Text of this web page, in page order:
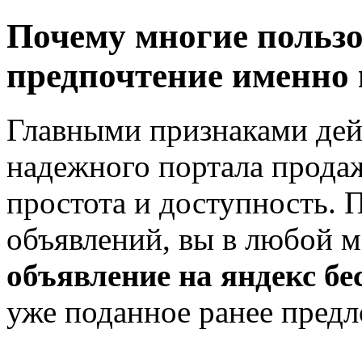
Почему многие
предпочтение
Главными признаками
надежного портала
простота и доступность.
объявлений, вы в любой
объявление на яндекс
уже поданное ранее